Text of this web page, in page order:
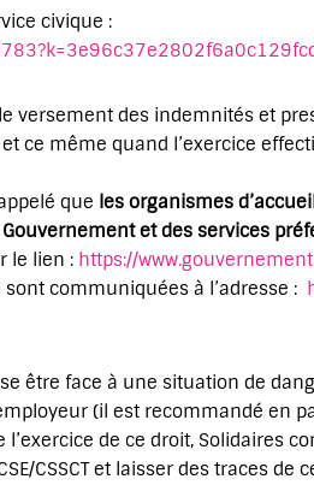
civique :
des indemnités et
ce même quand l’exercice
que les organismes
et des services
le lien : https://
communiquées à l’adresse :
être face à une situation de
(il est recommandé en
de ce droit, Solidaires
CSSCT et laisser des traces de